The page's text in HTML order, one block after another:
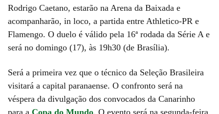
Rodrigo Caetano, estarão na Arena da Baixada e
acompanharão, in loco, a partida entre Athletico-PR e
Flamengo. O duelo é válido pela 16ª rodada da Série A e
será no domingo (17), às 19h30 (de Brasília).
Será a primeira vez que o técnico da Seleção Brasileira
visitará a capital paranaense. O confronto será na
véspera da divulgação dos convocados da Canarinho
para a Copa do Mundo. O evento será na segunda-feira